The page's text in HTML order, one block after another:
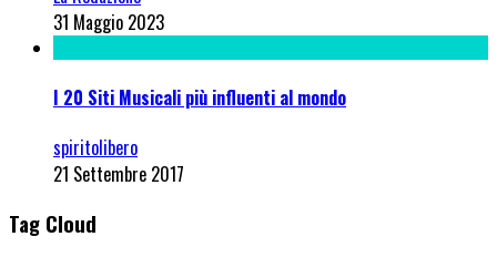
31 Maggio 2023
I 20 Siti Musicali più influenti al mondo
spiritolibero
21 Settembre 2017
Tag Cloud